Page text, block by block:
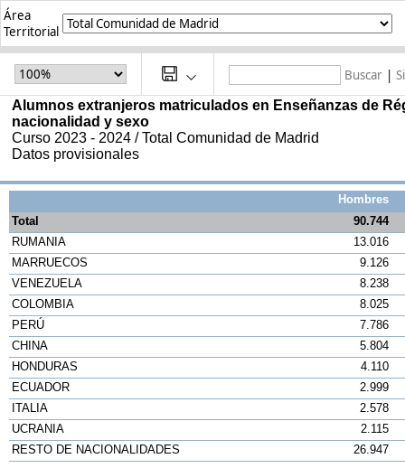
Área
Territorial
Buscar |
Alumnos extranjeros matriculados en Enseñanzas de
nacionalidad y sexo
Curso 2023 - 2024 / Total Comunidad de Madrid
Datos provisionales
Hombres
Total
90.744
RUMANIA
13.016
MARRUECOS
9.126
VENEZUELA
8.238
COLOMBIA
8.025
PERÚ
7.786
CHINA
5.804
HONDURAS
4.110
ECUADOR
2.999
ITALIA
2.578
UCRANIA
2.115
RESTO DE NACIONALIDADES
26.947